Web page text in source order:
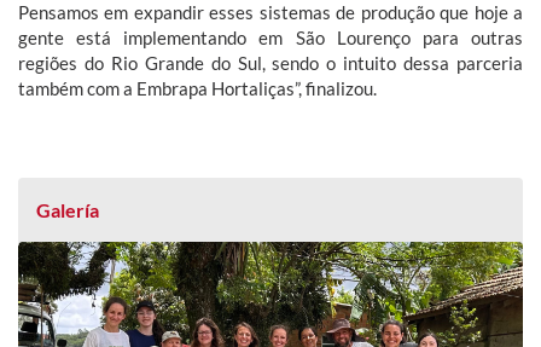
Pensamos em expandir esses sistemas de produção que hoje a
gente está implementando em São Lourenço para outras
regiões do Rio Grande do Sul, sendo o intuito dessa parceria
também com a Embrapa Hortaliças”, finalizou.
Galería